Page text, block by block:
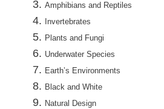
Amphibians and Reptiles
Invertebrates
Plants and Fungi
Underwater Species
Earth’s Environments
Black and White
Natural Design